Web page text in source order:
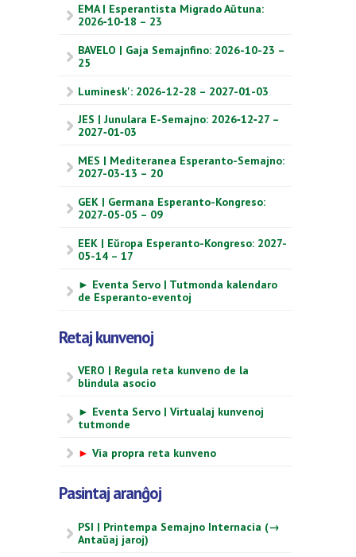
EMA | Esperantista Migrado Aŭtuna:
2026‑10‑18 – 23
BAVELO | Gaja Semajnfino: 2026-10-23 –
25
Luminesk': 2026-12-28 – 2027-01-03
JES | Junulara E-Semajno: 2026‑12‑27 –
2027‑01‑03
MES | Mediteranea Esperanto-Semajno:
2027-03-13 – 20
GEK | Germana Esperanto-Kongreso:
2027-05-05 – 09
EEK | Eŭropa Esperanto-Kongreso: 2027-
05-14 – 17
► Eventa Servo | Tutmonda kalendaro
de Esperanto-eventoj
Retaj kunvenoj
VERO | Regula reta kunveno de la
blindula asocio
► Eventa Servo | Virtualaj kunvenoj
tutmonde
► Via propra reta kunveno
Pasintaj aranĝoj
PSI | Printempa Semajno Internacia (→
Antaŭaj jaroj)